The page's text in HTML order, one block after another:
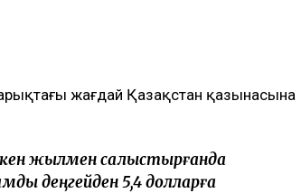
жағдай Қазақстан қазынасына
жылмен салыстырғанда
деңгейден 5,4 долларға